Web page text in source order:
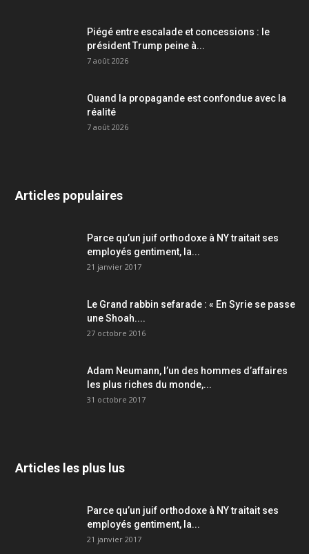
Piégé entre escalade et concessions : le
président Trump peine à...
7 août 2026
Quand la propagande est confondue avec la
réalité
7 août 2026
Articles populaires
Parce qu’un juif orthodoxe à NY traitait ses
employés gentiment, la...
21 janvier 2017
Le Grand rabbin sefarade : « En Syrie se passe
une Shoah....
27 octobre 2016
Adam Neumann, l’un des hommes d’affaires
les plus riches du monde,...
31 octobre 2017
Articles les plus lus
Parce qu’un juif orthodoxe à NY traitait ses
employés gentiment, la...
21 janvier 2017